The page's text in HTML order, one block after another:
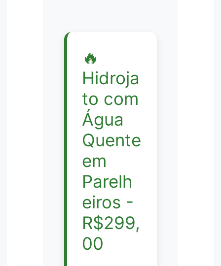
🔥
Hidroja
to com
Água
Quente
em
Parelh
eiros -
R$299,
00